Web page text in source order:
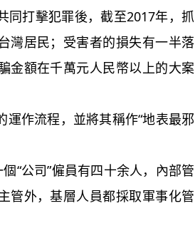
打擊犯罪後，截至2017年，抓
灣居民；受害者的損失有一半落
金額在千萬元人民幣以上的大案
作流程，並將其稱作“地表最邪
“公司”僱員有四十余人，內部管
管外，基層人員都採取軍事化管